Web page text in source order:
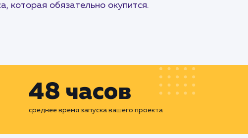
которая обязательно окупится.
48 часов
среднее время запуска вашего проекта